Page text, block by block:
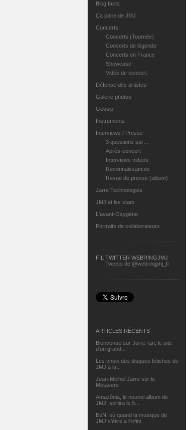
Blog facts
Ça parle de JMJ
Concerts
Concerts (Tournée)
Concerts de légende
Concerts en France
Showcase
Vidéo de concert
Défense des artistes
Galerie photos
Gossip
Instruments
Interviews / Presse
3 questions sur…
Après-concert
Interviews vidéos
Reconnaissances
Revue de presse (album)
Jarre Technologies
JMJ et les stars
L'avant-Oxygène
Portraits de collaborateurs
FIL TWITTER WEBRINGJMJ
Tweets de @webringjmj_fr
ARTICLES RÉCENTS
Bienvenue sur Jarre-fan, le site
d'un grand...
Les choix des disques fétiches de
JMJ à la...
Jean-Michel Jarre sur le
Métavers
Amazônia, le nouvel album de
JMJ, sortira le 9...
EoN, où quand la musique de
JMJ s'étire à l'infini